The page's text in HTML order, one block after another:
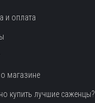
и оплата
магазине
купить лучшие саженцы?